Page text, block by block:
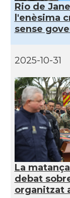
Rio de
l'enèsima
sense
2025-10-31
La
debat
organitzat